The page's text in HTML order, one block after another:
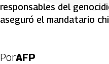
responsables del
aseguró el mandatario
PorAFP